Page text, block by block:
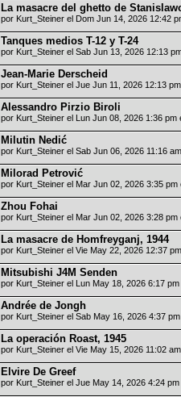
La masacre del ghetto de
por Kurt_Steiner el Dom Jun 14, 2026 12:42
Tanques medios T-12 y T-24
por Kurt_Steiner el Sab Jun 13, 2026 12:13
Jean-Marie Derscheid
por Kurt_Steiner el Jue Jun 11, 2026 12:13
Alessandro Pirzio Biroli
por Kurt_Steiner el Lun Jun 08, 2026 1:36 pm
Milutin Nedić
por Kurt_Steiner el Sab Jun 06, 2026 11:16
Milorad Petrović
por Kurt_Steiner el Mar Jun 02, 2026 3:35 pm
Zhou Fohai
por Kurt_Steiner el Mar Jun 02, 2026 3:28 pm
La masacre de Homfreyganj, 1944
por Kurt_Steiner el Vie May 22, 2026 12:37
Mitsubishi J4M Senden
por Kurt_Steiner el Lun May 18, 2026 6:17 pm
Andrée de Jongh
por Kurt_Steiner el Sab May 16, 2026 4:37
La operación Roast, 1945
por Kurt_Steiner el Vie May 15, 2026 11:02
Elvire De Greef
por Kurt_Steiner el Jue May 14, 2026 4:24 pm